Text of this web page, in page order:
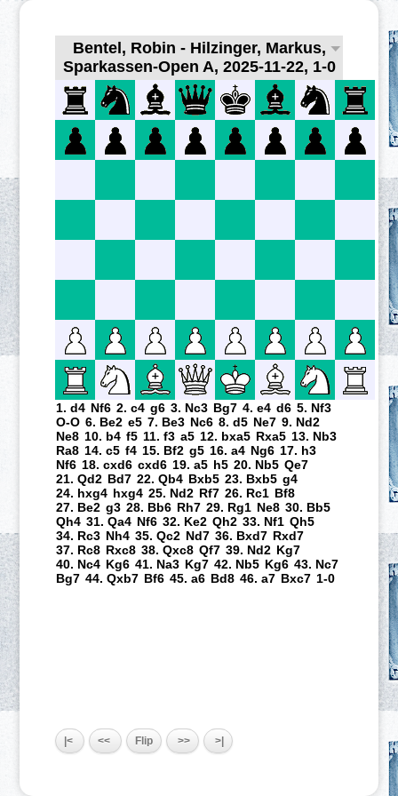
Bentel, Robin - Hilzinger, Markus,
Sparkassen-Open A, 2025-11-22, 1-0
1. d4 Nf6 2. c4 g6 3. Nc3 Bg7 4. e4 d6 5. Nf3
O-O 6. Be2 e5 7. Be3 Nc6 8. d5 Ne7 9. Nd2
Ne8 10. b4 f5 11. f3 a5 12. bxa5 Rxa5 13. Nb3
Ra8 14. c5 f4 15. Bf2 g5 16. a4 Ng6 17. h3
Nf6 18. cxd6 cxd6 19. a5 h5 20. Nb5 Qe7
21. Qd2 Bd7 22. Qb4 Bxb5 23. Bxb5 g4
24. hxg4 hxg4 25. Nd2 Rf7 26. Rc1 Bf8
27. Be2 g3 28. Bb6 Rh7 29. Rg1 Ne8 30. Bb5
Qh4 31. Qa4 Nf6 32. Ke2 Qh2 33. Nf1 Qh5
34. Rc3 Nh4 35. Qc2 Nd7 36. Bxd7 Rxd7
37. Rc8 Rxc8 38. Qxc8 Qf7 39. Nd2 Kg7
40. Nc4 Kg6 41. Na3 Kg7 42. Nb5 Kg6 43. Nc7
Bg7 44. Qxb7 Bf6 45. a6 Bd8 46. a7 Bxc7 1-0
|< << Flip >> >|